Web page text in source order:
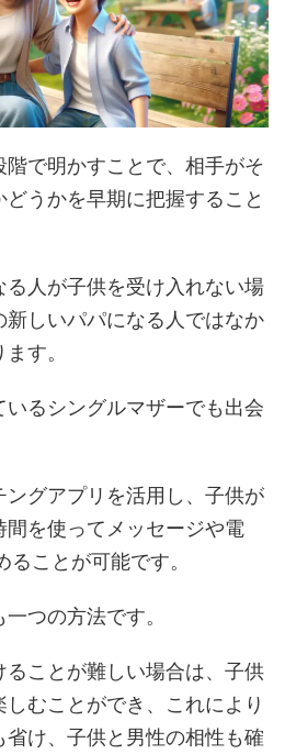
で明かすことで、相手がそ
うかを早期に把握すること
る人が子供を受け入れない場
しいパパになる人ではなか
す​。
るシングルマザーでも出会
グアプリを活用し、子供が
を使ってメッセージや電
ことが可能です​​。
つの方法です。
ことが難しい場合は、子供
むことができ、これにより
け、子供と男性の相性も確